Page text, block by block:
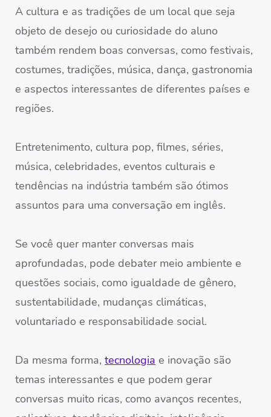
A cultura e as tradições de um local que seja
objeto de desejo ou curiosidade do aluno
também rendem boas conversas, como festivais,
costumes, tradições, música, dança, gastronomia
e aspectos interessantes de diferentes países e
regiões.
Entretenimento, cultura pop, filmes, séries,
música, celebridades, eventos culturais e
tendências na indústria também são ótimos
assuntos para uma conversação em inglês.
Se você quer manter conversas mais
aprofundadas, pode debater meio ambiente e
questões sociais, como igualdade de gênero,
sustentabilidade, mudanças climáticas,
voluntariado e responsabilidade social.
Da mesma forma, tecnologia e inovação são
temas interessantes e que podem gerar
conversas muito ricas, como avanços recentes,